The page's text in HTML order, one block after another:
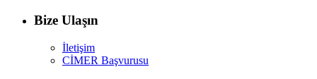
Bize Ulaşın
İletişim
CİMER Başvurusu